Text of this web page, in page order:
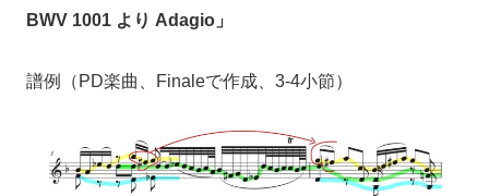
BWV 1001 より Adagio」
譜例（PD楽曲、Finaleで作成、3-4小節）